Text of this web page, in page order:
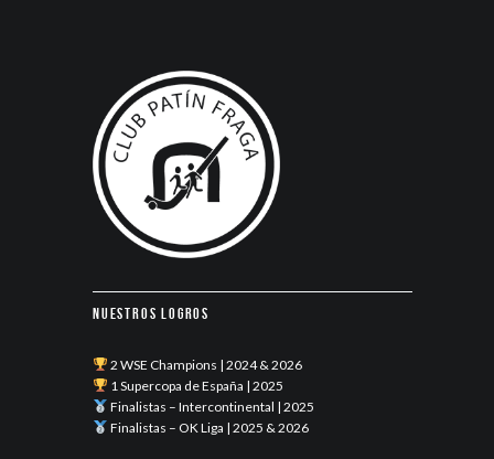
Nuestros logros
2 WSE Champions | 2024 & 2026
1 Supercopa de España | 2025
Finalistas – Intercontinental | 2025
Finalistas – OK Liga | 2025 & 2026